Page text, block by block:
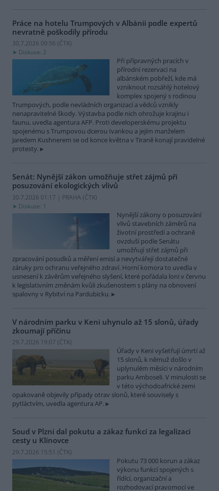
Práce na hotelu Trumpových v Albánii podle expertů
nevratně poškodily přírodu
30.7.2026 09:56 (ČTK)
Diskuse: 2
Při přípravných pracích v
přírodní rezervaci na
albánském pobřeží, kde má
vzniknout rozsáhlý hotelový
komplex spojený s rodinou
Trumpových, podle nevládních organizací a vědců vznikly
nenapravitelné škody. Výstavba podle nich ohrožuje krajinu i
faunu, uvedla agentura AFP. Proti developerskému projektu
spojenému s Trumpovou dcerou Ivankou a jejím manželem
Jaredem Kushnerem se od konce května v Tiraně konají pravidelné
protesty.
Senát: Nynější zákon umožňuje střet zájmů při
posuzování ekologických vlivů
30.7.2026 01:17 | PRAHA (ČTK)
Diskuse: 1
Nynější zákony o posuzování
vlivů stavebních záměrů na
životní prostředí a ochraně
ovzduší podle Senátu
umožňují střet zájmů při
zpracování posudků a měření emisí a nevytvářejí dostatečné
záruky pro ochranu veřejného zdraví. Horní komora to uvedla v
usnesení k závěrům veřejného slyšení, které pořádala loni v červnu
k legislativním změnám kvůli zkušenostem s plány na obnovení
spalovny v Rybitví na Pardubicku.
V národním parku v Keni uhynulo až 15 slonů, úřady
zkoumají příčinu
29.7.2026 19:07 (ČTK)
Úřady v Keni vyšetřují úmrtí až
15 slonů, k němuž došlo v
uplynulém měsíci v národním
parku Amboseli. V minulosti se
v této východoafrické zemi
opakovaně objevily případy otrav slonů, které souvisely s
pytláctvím, uvedla agentura AP.
Soud v Plzni dal pokutu a zákaz funkcí za legalizaci
cesty u Klínovce
29.7.2026 15:51 (ČTK)
Pokutu 73 000 korun a zákaz
výkonu funkcí spojených s
řídící, organizační a
rozhodovací pravomocí ve